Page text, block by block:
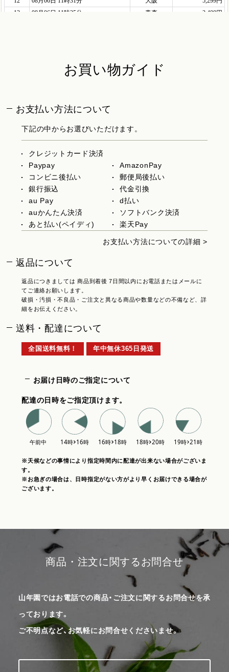
お買い物ガイド
お支払い方法について
下記の中からお選びいただけます。
クレジットカード決済
Paypay
AmazonPay
コンビニ後払い
郵便局後払い
銀行振込
代金引換
au Pay
d払い
auかんたん決済
ソフトバンク決済
あと払い(ペイディ)
楽天Pay
お支払い方法についての詳細 >
返品について
返品につきましては 商品到着後 7日間以内にお電話またはメールに
てご連絡お願いします。
破損・汚損・不良品・ご注文と異なる商品や数量などの不備など、詳
細をお伝えください。
送料・配達について
全国送料無料！ 年中無休365日発送
お届け日時のご指定について
配達の日時をご指定頂けます。
※天候などの事情により指定時間内に配達が出来ない場合がございま
す。
※お急ぎの場合は、日時指定がない方がより早くお届けできる場合が
ございます。
商品・注文に関するお問合せ
山年園ではお電話での商品・ご注文に関するお問合せを承
っております。
ご不明点など、お気軽にお問合せくださいませ。